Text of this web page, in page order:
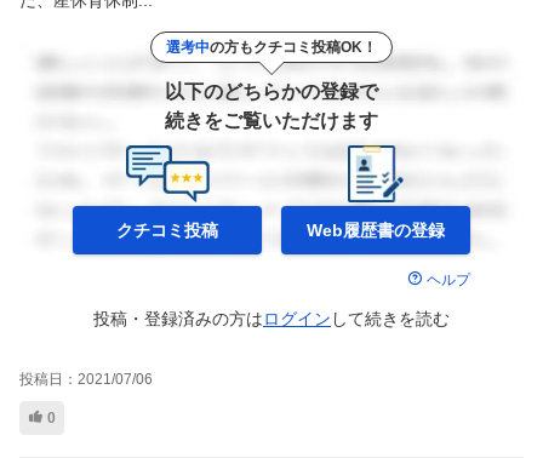
選考中の方もクチコミ投稿OK！
以下のどちらかの登録で
続きをご覧いただけます
クチコミ投稿 Web履歴書の登録
ヘルプ
投稿・登録済みの方はログイン して続きを読む
投稿日： 2021/07/06
0